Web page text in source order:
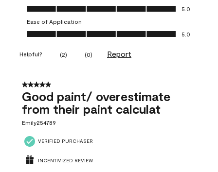
Value of Product, 5.0 out of 5
5.0
Ease of Application
Ease of Application, 5.0 out of 5
5.0
Helpful? (2) (0) Report
5 out of 5 stars.
Good paint/ overestimate
from their paint calculat
Emily254789
VERIFIED PURCHASER
INCENTIVIZED REVIEW